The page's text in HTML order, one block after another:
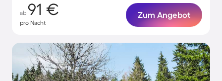
ab 91 €
pro Nacht
Zum Angebot